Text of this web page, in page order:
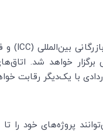
بین‌المللی (ICC) و
در دبی، امارات متحده عربی
با یک‌دیگر رقابت